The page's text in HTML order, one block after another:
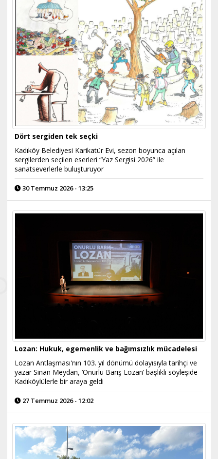
Dört sergiden tek seçki
Kadıköy Belediyesi Karikatür Evi, sezon boyunca açılan
sergilerden seçilen eserleri “Yaz Sergisi 2026” ile
sanatseverlerle buluşturuyor
30 Temmuz 2026 - 13:25
Lozan: Hukuk, egemenlik ve bağımsızlık mücadelesi
Lozan Antlaşması'nın 103. yıl dönümü dolayısıyla tarihçi ve
yazar Sinan Meydan, ‘Onurlu Barış Lozan’ başlıklı söyleşide
Kadıköylülerle bir araya geldi
27 Temmuz 2026 - 12:02